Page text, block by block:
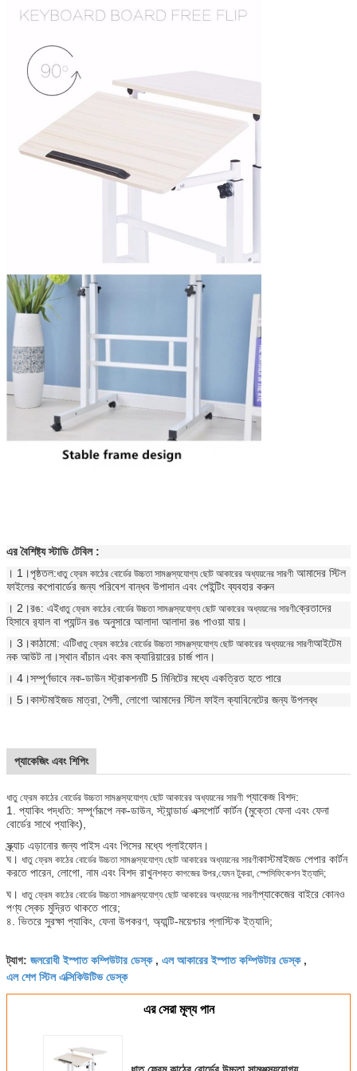
এর বৈশিষ্ট্যস্টাডি টেবিল :
। 1।পৃষ্ঠতল:ধাতু ফ্রেম কাঠের বোর্ডের উচ্চতা সামঞ্জস্যযোগ্য ছোট আকারের অধ্যয়নের সারণী আমাদের স্টিল
ফাইলের কপোবার্ডের জন্য পরিবেশ বান্ধব উপাদান এবং পেইন্টিং ব্যবহার করুন
। 2।রঙ: এইধাতু ফ্রেম কাঠের বোর্ডের উচ্চতা সামঞ্জস্যযোগ্য ছোট আকারের অধ্যয়নের সারণীক্রেতাদের
হিসাবে র‌্যাল বা প্যান্টন রঙ অনুসারে আলাদা আলাদা রঙ পাওয়া যায়।
। 3।কাঠামো: এটিধাতু ফ্রেম কাঠের বোর্ডের উচ্চতা সামঞ্জস্যযোগ্য ছোট আকারের অধ্যয়নের সারণীআইটেম
নক আউট না।স্থান বাঁচান এবং কম ক্যারিয়ারের চার্জ পান।
। 4।সম্পূর্ণভাবে নক-ডাউন স্ট্রাকশনটি 5 মিনিটের মধ্যে একত্রিত হতে পারে
। 5।কাস্টমাইজড মাত্রা, শৈলী, লোগো আমাদের স্টিল ফাইল ক্যাবিনেটের জন্য উপলব্ধ
প্যাকেজিং এবং শিপিং
ধাতু ফ্রেম কাঠের বোর্ডের উচ্চতা সামঞ্জস্যযোগ্য ছোট আকারের অধ্যয়নের সারণী প্যাকেজ বিশদ:
1. প্যাকিং পদ্ধতি: সম্পূর্ণরূপে নক-ডাউন, স্ট্যান্ডার্ড এক্সপোর্ট কার্টন (মুক্তো ফেনা এবং ফেনা
বোর্ডের সাথে প্যাকিং),
স্ক্র্যাচ এড়ানোর জন্য পাইস এবং পিসের মধ্যে প্লাইফোন।
ঘ। ধাতু ফ্রেম কাঠের বোর্ডের উচ্চতা সামঞ্জস্যযোগ্য ছোট আকারের অধ্যয়নের সারণীকাস্টমাইজড পেপার কার্টন
করতে পারেন, লোগো, নাম এবং বিশদ রাখুনশক্ত কাগজের উপর,যেমন টুকরা, স্পেসিফিকেশন ইত্যাদি;
ঘ। ধাতু ফ্রেম কাঠের বোর্ডের উচ্চতা সামঞ্জস্যযোগ্য ছোট আকারের অধ্যয়নের সারণীপ্যাকেজের বাইরে কোনও
পণ্য স্কেচ মুদ্রিত থাকতে পারে;
৪. ভিতরে সুরক্ষা প্যাকিং, ফেনা উপকরণ, অ্যান্টি-ময়েশ্চার প্লাস্টিক ইত্যাদি;
ট্যাগ: জলরোধী ইস্পাত কম্পিউটার ডেস্ক, এল আকারের ইস্পাত কম্পিউটার ডেস্ক,
এল শেপ স্টিল এক্সিকিউটিভ ডেস্ক
এর সেরা মূল্য পান